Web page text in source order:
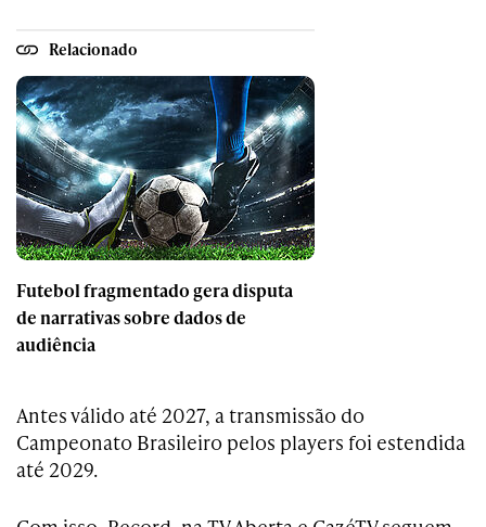
Relacionado
Futebol fragmentado gera disputa
de narrativas sobre dados de
audiência
Antes válido até 2027, a transmissão do
Campeonato Brasileiro pelos players foi estendida
até 2029.